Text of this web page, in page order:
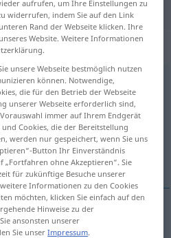
Übersetzung
anklicken/antippen)
fairy-tale
aufrufen, um Ihre Einstellungen zu
widerrufen, indem Sie auf den Link
Rand der Webseite klicken. Ihre
Website. Weitere Informationen
unsere Webseite bestmöglich nutzen
können. Notwendige,
die für den Betrieb der Webseite
unserer Webseite erforderlich sind,
immer auf Ihrem Endgerät
Cookies, die der Bereitstellung
werden nur gespeichert, wenn Sie uns
Button Ihr Einverständnis
„Fortfahren ohne Akzeptieren“. Sie
für zukünftige Besuche unserer
Informationen zu den Cookies
möchten, klicken Sie einfach auf den
Hinweise zu der
ansonsten unserer
Sie unserImpressum.